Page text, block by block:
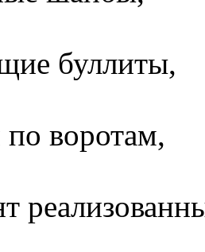
буллиты,
воротам,